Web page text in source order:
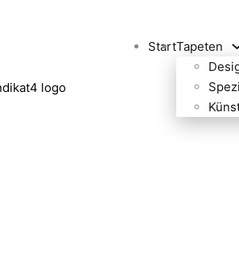
StartTapeten